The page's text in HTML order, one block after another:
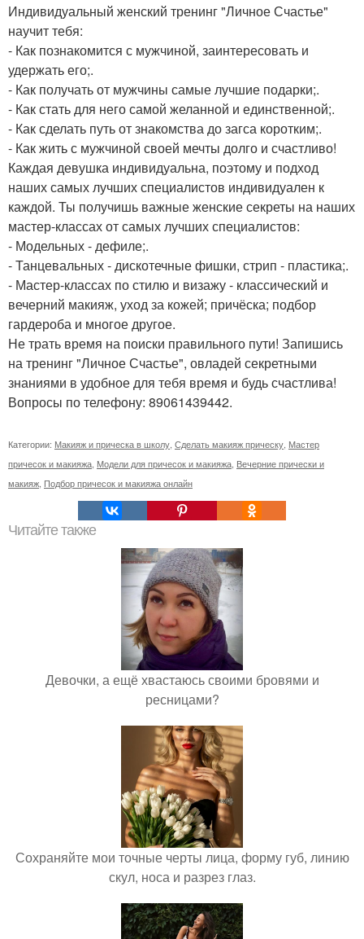
Индивидуальный женский тренинг "Личное Счастье"
научит тебя:
- Как познакомится с мужчиной, заинтересовать и
удержать его;.
- Как получать от мужчины самые лучшие подарки;.
- Как стать для него самой желанной и единственной;.
- Как сделать путь от знакомства до загса коротким;.
- Как жить с мужчиной своей мечты долго и счастливо!
Каждая девушка индивидуальна, поэтому и подход
наших самых лучших специалистов индивидуален к
каждой. Ты получишь важные женские секреты на наших
мастер-классах от самых лучших специалистов:
- Модельных - дефиле;.
- Танцевальных - дискотечные фишки, стрип - пластика;.
- Мастер-классах по стилю и визажу - классический и
вечерний макияж, уход за кожей; причёска; подбор
гардероба и многое другое.
Не трать время на поиски правильного пути! Запишись
на тренинг "Личное Счастье", овладей секретными
знаниями в удобное для тебя время и будь счастлива!
Вопросы по телефону: 89061439442.
Категории: Макияж и прическа в школу Сделать макияж прическу Мастер
причесок и макияжа Модели для причесок и макияжа Вечерние прически и
макияж Подбор причесок и макияжа онлайн
Читайте также
Девочки, а ещё хвастаюсь своими бровями и
ресницами?
Сохраняйте мои точные черты лица, форму губ, линию
скул, носа и разрез глаз.